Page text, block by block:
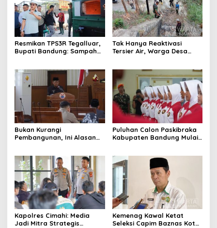
Resmikan TPS3R Tegalluar,
Bupati Bandung: Sampah
Tak Hanya Reaktivasi
Tersier Air, Warga Desa
Bukan Kurangi
Pembangunan, Ini Alasan
Daerah
Puluhan Calon Paskibraka
Kabupaten Bandung Mulai
Kapolres Cimahi: Media
Jadi Mitra Strategis
Kemenag Kawal Ketat
Seleksi Capim Baznas Kota